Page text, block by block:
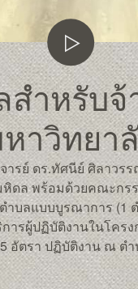
หรับจ้า
าวิทยา
ารย์ ดร.ทัศนีย์ ศิลาว
ล พร้อมด้วยคณะกร
ำบลแบบบูรณาการ
ารผู้ปฏิบัติงานในโคร
อัตรา ปฏิบัติงาน ณ ต